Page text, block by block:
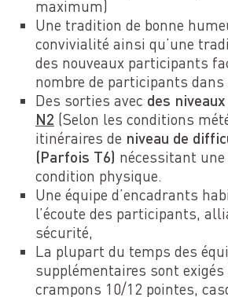
maximum)
Une tradition de bonne
convivialité ainsi qu’une
des nouveaux participants
nombre de participants dans
Des sorties avec des niveaux
N2 (Selon les conditions
itinéraires de niveau de
(Parfois T6) nécessitant
condition physique.
Une équipe d’encadrants
l’écoute des participants,
sécurité,
La plupart du temps des
supplémentaires sont exigés
crampons 10/12 pointes,